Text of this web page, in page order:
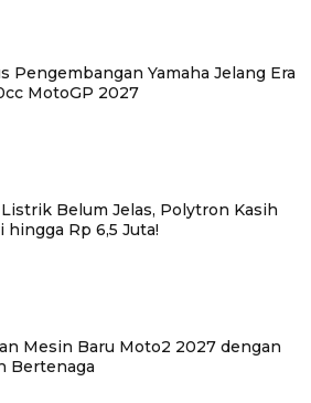
Pengembangan Yamaha Jelang Era
MotoGP 2027
Belum Jelas, Polytron Kasih
Rp 6,5 Juta!
Mesin Baru Moto2 2027 dengan
Bertenaga